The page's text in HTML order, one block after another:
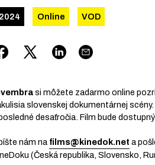
Online VOD
si môžete zadarmo online
slovenskej dokumentárnej
desaťročia. Film bude
nám na films@kinedok.net a
(Česká republika, Slovensko,